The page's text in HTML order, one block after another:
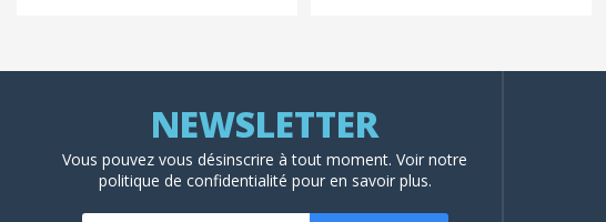
Vous pouvez vous désinscrire à tout moment. Voirnotre
politique de confidentialité pour en savoir plus.